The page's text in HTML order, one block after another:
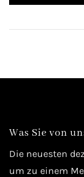
Was Sie von
Die neuesten
um zu einem